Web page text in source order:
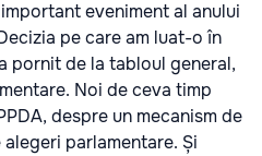
eveniment al anului
pe care am luat-o în
pornit de la tabloul general,
Noi de ceva timp
despre un mecanism de
parlamentare. Și